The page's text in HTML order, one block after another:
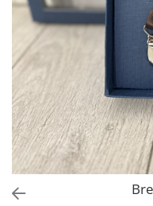
Tricouri si topuri
Rochii de eveniment